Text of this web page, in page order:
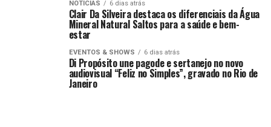
NOTICIAS 6 dias atrás
Clair Da Silveira destaca os diferenciais da Água
Mineral Natural Saltos para a saúde e bem-
estar
EVENTOS & SHOWS 6 dias atrás
Di Propósito une pagode e sertanejo no novo
audiovisual “Feliz no Simples”, gravado no Rio de
Janeiro